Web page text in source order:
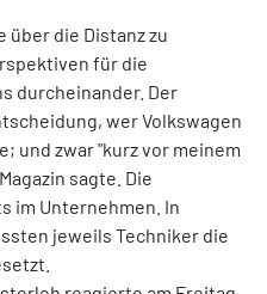
über die Distanz zu
für die
durcheinander. Der
wer Volkswagen
und zwar "kurz vor meinem
sagte. Die
im Unternehmen. In
jeweils Techniker die